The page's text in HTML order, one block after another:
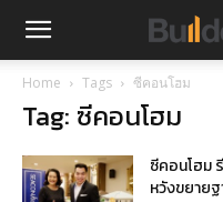
Home Tags ซีคอนโฮม
Tag: ซีคอนโฮม
ซีคอนโฮม
หวังขยาย